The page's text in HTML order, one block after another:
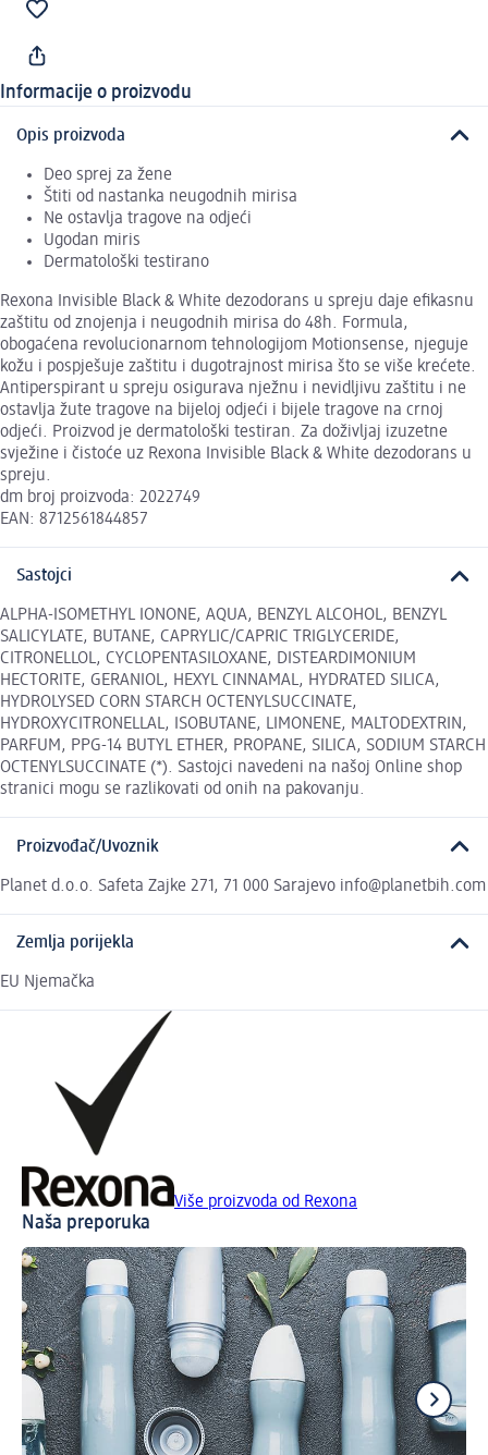
Informacije o proizvodu
Opis proizvoda
Deo sprej za žene
Štiti od nastanka neugodnih mirisa
Ne ostavlja tragove na odjeći
Ugodan miris
Dermatološki testirano
Rexona Invisible Black & White dezodorans u spreju daje efikasnu
zaštitu od znojenja i neugodnih mirisa do 48h. Formula,
obogaćena revolucionarnom tehnologijom Motionsense, njeguje
kožu i pospješuje zaštitu i dugotrajnost mirisa što se više krećete.
Antiperspirant u spreju osigurava nježnu i nevidljivu zaštitu i ne
ostavlja žute tragove na bijeloj odjeći i bijele tragove na crnoj
odjeći. Proizvod je dermatološki testiran. Za doživljaj izuzetne
svježine i čistoće uz Rexona Invisible Black & White dezodorans u
spreju.
dm broj proizvoda: 2022749
EAN: 8712561844857
Sastojci
ALPHA-ISOMETHYL IONONE, AQUA, BENZYL ALCOHOL, BENZYL
SALICYLATE, BUTANE, CAPRYLIC/CAPRIC TRIGLYCERIDE,
CITRONELLOL, CYCLOPENTASILOXANE, DISTEARDIMONIUM
HECTORITE, GERANIOL, HEXYL CINNAMAL, HYDRATED SILICA,
HYDROLYSED CORN STARCH OCTENYLSUCCINATE,
HYDROXYCITRONELLAL, ISOBUTANE, LIMONENE, MALTODEXTRIN,
PARFUM, PPG-14 BUTYL ETHER, PROPANE, SILICA, SODIUM STARCH
OCTENYLSUCCINATE (*). Sastojci navedeni na našoj Online shop
stranici mogu se razlikovati od onih na pakovanju.
Proizvođač/Uvoznik
Planet d.o.o. Safeta Zajke 271, 71 000 Sarajevo info@planetbih.com
Zemlja porijekla
EU Njemačka
Više proizvoda od Rexona
Naša preporuka